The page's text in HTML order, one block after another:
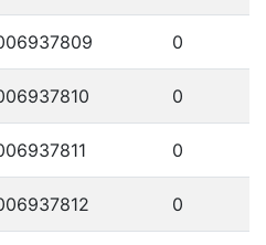
0
0
0
0